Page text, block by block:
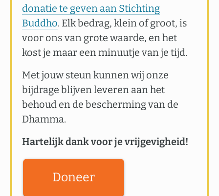
donatie te geven aan Stichting
Buddho. Elk bedrag, klein of groot, is
voor ons van grote waarde, en het
kost je maar een minuutje van je tijd.
Met jouw steun kunnen wij onze
bijdrage blijven leveren aan het
behoud en de bescherming van de
Dhamma.
Hartelijk dank voor je vrijgevigheid!
Doneer